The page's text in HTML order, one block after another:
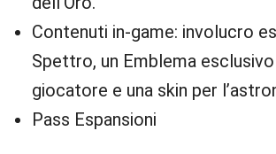
Contenuti in-game: involucro
Spettro, un Emblema
giocatore e una skin per
Pass Espansioni